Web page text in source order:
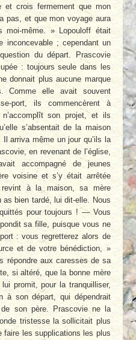
et crois fermement que mon
pas, et que mon voyage aura
moi-même. » Lopouloff était
inconcevable ; cependant un
du départ. Prascovie
: toujours seule dans les
donnait plus aucune marque
Comme elle avait souvent
port, ils commencèrent à
n’accomplît son projet, et ils
s’absentait de la maison
Il arriva même un jour qu’ils la
en revenant de l’église,
accompagné de jeunes
voisine et s’y était arrêtée
revint à la maison, sa mère
as bien tardé, lui dit-elle. Nous
pour toujours ! — Vous
sa fille, puisque vous ne
: vous regretterez alors de
et de votre bénédiction, »
répondre aux caresses de sa
si altéré, que la bonne mère
promit, pour la tranquilliser,
à son départ, qui dépendrait
son père. Prascovie ne la
tristesse la sollicitait plus
faire les supplications les plus